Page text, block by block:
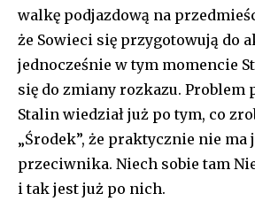
walkę podjazdową na
że Sowieci się przygotowują do
jednocześnie w tym momencie
się do zmiany rozkazu. Problem
Stalin wiedział już po tym, co
„Środek”, że praktycznie nie ma
przeciwnika. Niech sobie tam
i tak jest już po nich.